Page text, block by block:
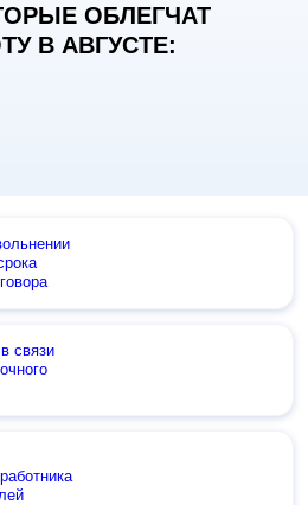
ОБЛЕГЧАТ
В АВГУСТЕ:
связи